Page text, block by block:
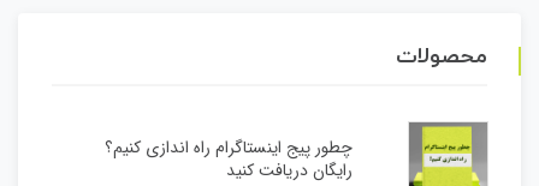
محصولات
چطور پیج اینستاگرام راه اندازی کنیم؟
رایگان دریافت کنید